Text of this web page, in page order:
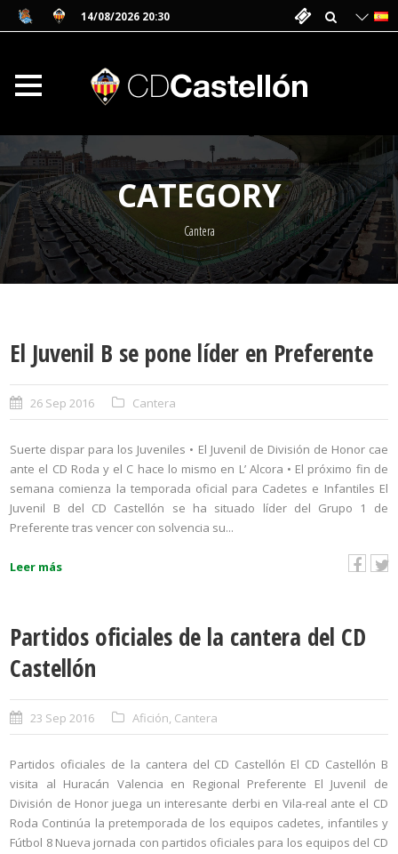
14/08/2026 20:30
CATEGORY
Cantera
El Juvenil B se pone líder en Preferente
26 Sep 2016 Cantera
Suerte dispar para los Juveniles • El Juvenil de División de Honor cae
ante el CD Roda y el C hace lo mismo en L’ Alcora • El próximo fin de
semana comienza la temporada oficial para Cadetes e Infantiles El
Juvenil B del CD Castellón se ha situado líder del Grupo 1 de
Preferente tras vencer con solvencia su...
Leer más
Partidos oficiales de la cantera del CD
Castellón
23 Sep 2016 Afición, Cantera
Partidos oficiales de la cantera del CD Castellón El CD Castellón B
visita al Huracán Valencia en Regional Preferente El Juvenil de
División de Honor juega un interesante derbi en Vila-real ante el CD
Roda Continúa la pretemporada de los equipos cadetes, infantiles y
Fútbol 8 Nueva jornada con partidos oficiales para los equipos del CD